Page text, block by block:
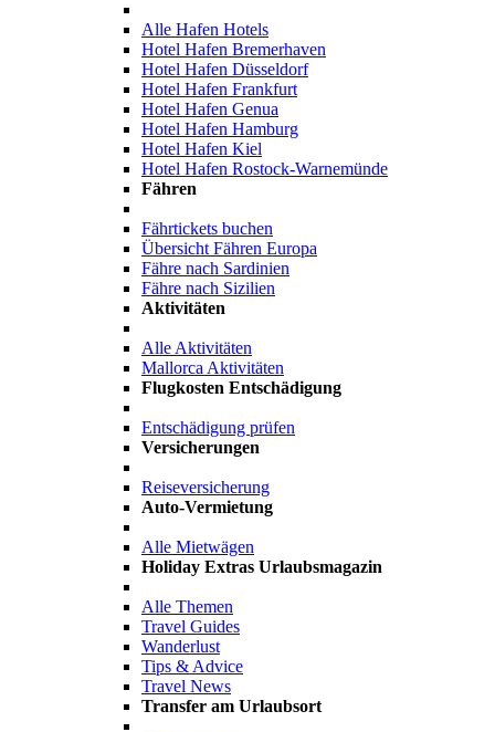
Alle Hafen Hotels
Hotel Hafen Bremerhaven
Hotel Hafen Düsseldorf
Hotel Hafen Frankfurt
Hotel Hafen Genua
Hotel Hafen Hamburg
Hotel Hafen Kiel
Hotel Hafen Rostock-Warnemünde
Fähren
Fährtickets buchen
Übersicht Fähren Europa
Fähre nach Sardinien
Fähre nach Sizilien
Aktivitäten
Alle Aktivitäten
Mallorca Aktivitäten
Flugkosten Entschädigung
Entschädigung prüfen
Versicherungen
Reiseversicherung
Auto-Vermietung
Alle Mietwägen
Holiday Extras Urlaubsmagazin
Alle Themen
Travel Guides
Wanderlust
Tips & Advice
Travel News
Transfer am Urlaubsort